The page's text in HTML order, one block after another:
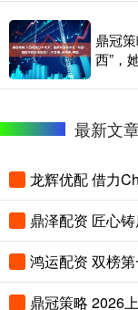
鼎冠
西”，
最新文